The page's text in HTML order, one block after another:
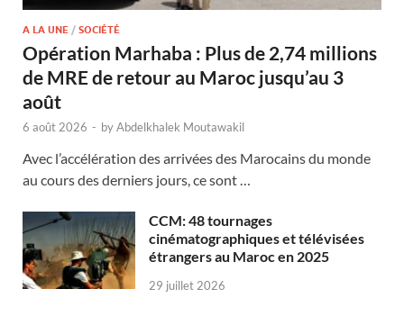
A LA UNE / SOCIÉTÉ
Opération Marhaba : Plus de 2,74 millions
de MRE de retour au Maroc jusqu’au 3
août
6 août 2026 - byAbdelkhalek Moutawakil
Avec l’accélération des arrivées des Marocains du monde
au cours des derniers jours, ce sont …
CCM: 48 tournages
cinématographiques et télévisées
étrangers au Maroc en 2025
29 juillet 2026